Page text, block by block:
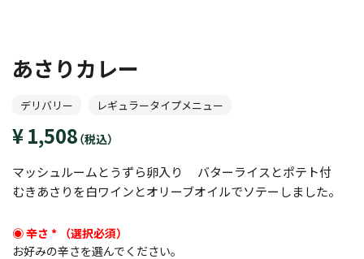
あさりカレー
デリバリー レギュラータイプメニュー
1,508（税込）
マッシュルームとうずら卵入り バターライスとポテト付
むきあさりを白ワインとオリーブオイルでソテーしました。
辛さ *
お好みの辛さを選んでください。